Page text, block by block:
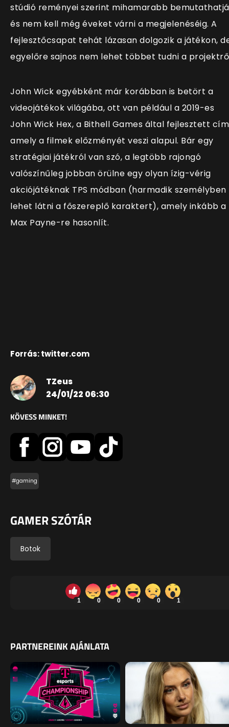
stúdió reményei szerint mihamarabb
és nem kell még éveket várni a megjelenéséig. A
fejlesztőcsapat tehát lázasan dolgozik a játékon,
egyelőre sajnos nem lehet többet tudni a
John Wick egyébként már korábban is betört a
videojátékok világába, ott van például a 2019-es
John Wick Hex, a Bithell Games által fejlesztett
amely a filmek előzményét veszi alapul. Bár egy
stratégiai játékról van szó, a legtöbb rajongó
valószínűleg jobban örülne egy olyan ízig-vérig
akciójátéknak TPS módban (harmadik személyben
lehet látni a főszereplő karaktert), amely inkább a
Max Payne-re hasonlít.
Forrás: twitter.com
TZeus
24/01/22 06:30
KÖVESS MINKET!
#gaming
GAMER SZÓTÁR
Botok
1 0 0 0 0 1
PARTNEREINK AJÁNLATA